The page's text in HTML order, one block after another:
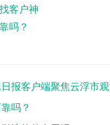
客户神
吗？
报客户端聚焦云浮市
吗？